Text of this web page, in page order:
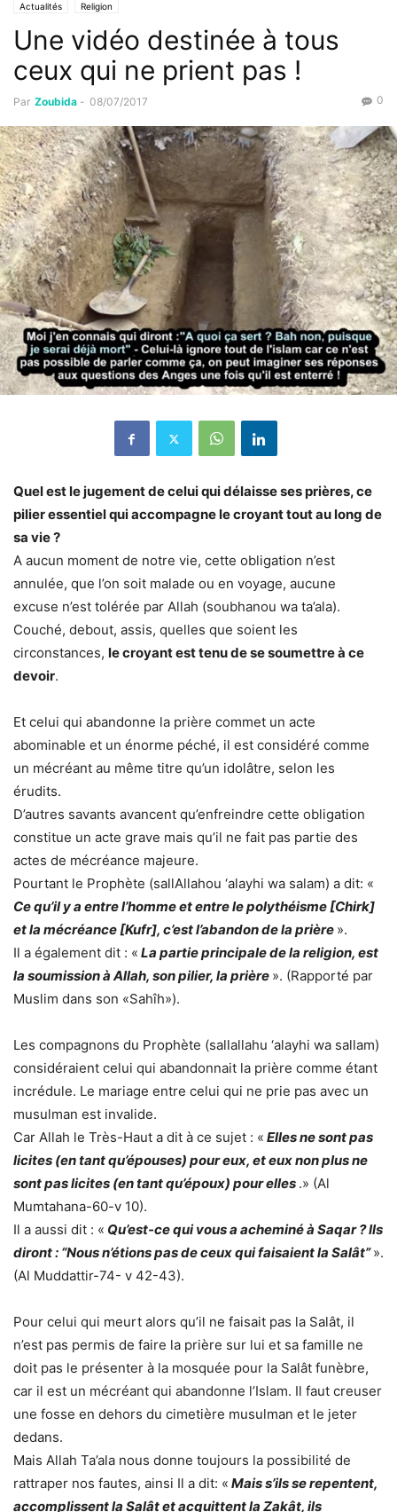
Actualités Religion
Une vidéo destinée à tous
ceux qui ne prient pas !
Par Zoubida - 08/07/2017 0
Quel est le jugement de celui qui délaisse ses prières, ce
pilier essentiel qui accompagne le croyant tout au long de
sa vie ?
A aucun moment de notre vie, cette obligation n’est
annulée, que l’on soit malade ou en voyage, aucune
excuse n’est tolérée par Allah (soubhanou wa ta’ala).
Couché, debout, assis, quelles que soient les
circonstances, le croyant est tenu de se soumettre à ce
devoir.
Et celui qui abandonne la prière commet un acte
abominable et un énorme péché, il est considéré comme
un mécréant au même titre qu’un idolâtre, selon les
érudits.
D’autres savants avancent qu’enfreindre cette obligation
constitue un acte grave mais qu’il ne fait pas partie des
actes de mécréance majeure.
Pourtant le Prophète (sallAllahou ‘alayhi wa salam) a dit: «
Ce qu’il y a entre l’homme et entre le polythéisme [Chirk]
et la mécréance [Kufr], c’est l’abandon de la prière ».
Il a également dit : « La partie principale de la religion, est
la soumission à Allah, son pilier, la prière ». (Rapporté par
Muslim dans son «Sahîh»).
Les compagnons du Prophète (sallallahu ‘alayhi wa sallam)
considéraient celui qui abandonnait la prière comme étant
incrédule. Le mariage entre celui qui ne prie pas avec un
musulman est invalide.
Car Allah le Très-Haut a dit à ce sujet : « Elles ne sont pas
licites (en tant qu’épouses) pour eux, et eux non plus ne
sont pas licites (en tant qu’époux) pour elles .» (Al
Mumtahana-60-v 10).
Il a aussi dit : « Qu’est-ce qui vous a acheminé à Saqar ? Ils
diront : “Nous n’étions pas de ceux qui faisaient la Salât” ».
(Al Muddattir-74- v 42-43).
Pour celui qui meurt alors qu’il ne faisait pas la Salât, il
n’est pas permis de faire la prière sur lui et sa famille ne
doit pas le présenter à la mosquée pour la Salât funèbre,
car il est un mécréant qui abandonne l’Islam. Il faut creuser
une fosse en dehors du cimetière musulman et le jeter
dedans.
Mais Allah Ta’ala nous donne toujours la possibilité de
rattraper nos fautes, ainsi Il a dit: « Mais s’ils se repentent,
accomplissent la Salât et acquittent la Zakât, ils